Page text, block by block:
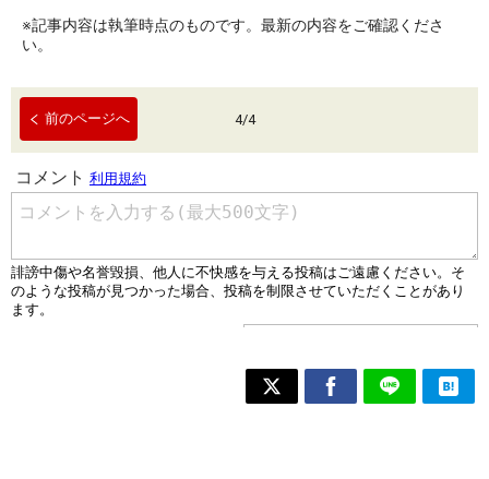
※記事内容は執筆時点のものです。最新の内容をご確認くださ
い。
前のページへ 4/4